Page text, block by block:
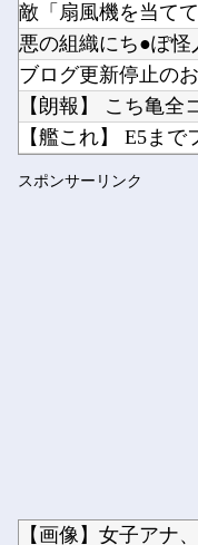
ブログ更新停止の
【朗報】 こち亀全
【2軍】 DeNA・森
スポンサーリンク